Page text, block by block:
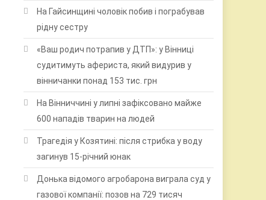
На Гайсинщині чоловік побив і пограбував
рідну сестру
«Ваш родич потрапив у ДТП»: у Вінниці
судитимуть афериста, який видурив у
вінничанки понад 153 тис. грн
На Вінниччині у липні зафіксовано майже
600 нападів тварин на людей
Трагедія у Козятині: після стрибка у воду
загинув 15-річний юнак
Донька відомого агробарона виграла суд у
газової компанії: позов на 729 тисяч